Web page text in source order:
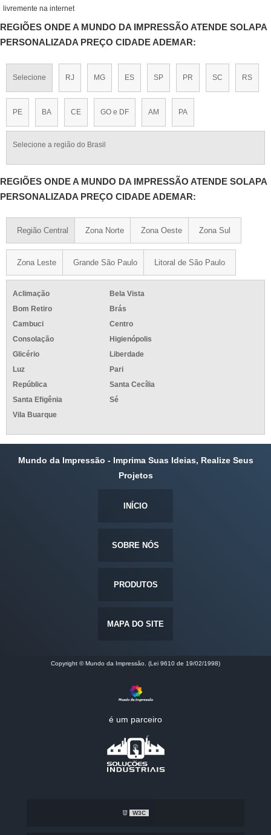
livremente na internet
REGIÕES ONDE A MUNDO DA IMPRESSÃO ATENDE SOLAPA
PERSONALIZADA PREÇO CIDADE ADEMAR:
Selecione RJ MG ES SP PR SC RS
PE BA CE GO e DF AM PA
Selecione a região do Brasil
REGIÕES ONDE A MUNDO DA IMPRESSÃO ATENDE SOLAPA
PERSONALIZADA PREÇO CIDADE ADEMAR:
Região Central Zona Norte Zona Oeste Zona Sul
Zona Leste Grande São Paulo Litoral de São Paulo
Aclimação
Bela Vista
Bom Retiro
Brás
Cambuci
Centro
Consolação
Higienópolis
Glicério
Liberdade
Luz
Pari
República
Santa Cecília
Santa Efigênia
Sé
Vila Buarque
Mundo da Impressão - Imprima Suas Ideias, Realize Seus
Projetos
INÍCIO
SOBRE NÓS
PRODUTOS
MAPA DO SITE
Copyright © Mundo da Impressão. (Lei 9610 de 19/02/1998)
é um parceiro
W3C